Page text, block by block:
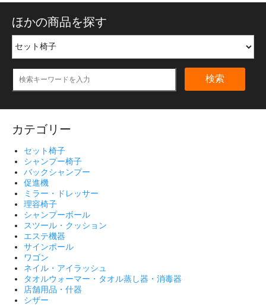
ほかの商品を探す
検索
カテゴリー
セット椅子
シャンプー椅子
バックシャンプー
促進機
ミラー・ドレッサー
理容椅子
シャンプーボール
スツール・クッション
エステ機器
サインポール
ワゴン
ネイル・アイラッシュ
タオルウォーマー・タオル蒸し器・消毒器
店舗用品・什器
シザー